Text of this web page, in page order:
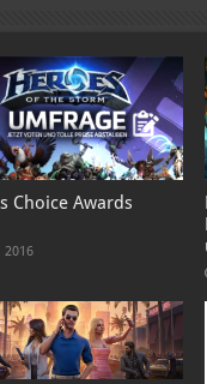
Choice Awards
2016